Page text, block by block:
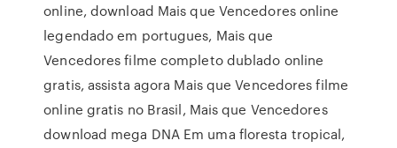
online, download Mais que Vencedores online
legendado em portugues, Mais que
Vencedores filme completo dublado online
gratis, assista agora Mais que Vencedores filme
online gratis no Brasil, Mais que Vencedores
download mega DNA Em uma floresta tropical,